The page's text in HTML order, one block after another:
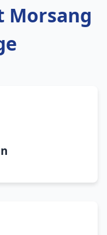
Morsang